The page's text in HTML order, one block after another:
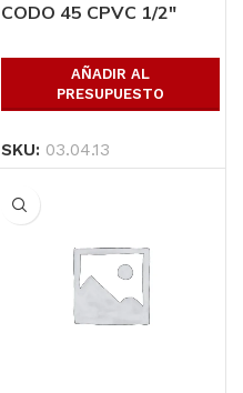
CODO 45 CPVC 1/2″
AÑADIR AL
PRESUPUESTO
SKU: 03.04.13